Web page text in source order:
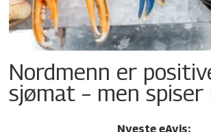
Nordmenn er
sjømat – men spiser
Nyeste eAvis: